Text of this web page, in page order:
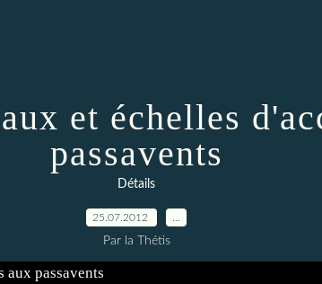
et échelles
passavents
Détails
25.07.2012
Par la Thétis